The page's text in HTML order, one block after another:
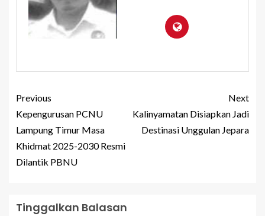
Previous
Kepengurusan PCNU
Lampung Timur Masa
Khidmat 2025-2030 Resmi
Dilantik PBNU
Next
Kalinyamatan Disiapkan Jadi
Destinasi Unggulan Jepara
Tinggalkan Balasan